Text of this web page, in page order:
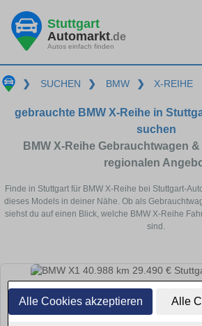
Alle Cookies akzeptieren Alle
Stuttgart
Automarkt.de
Autos einfach finden
❯ SUCHEN ❯ BMW ❯ X-REIHE
gebrauchte BMW X-Reihe in
suchen
BMW X-Reihe Gebrauchtwagen
regionalen
Finde in Stuttgart für BMW X-Reihe bei Stuttgart-
dieses Models in deiner Nähe. Ob als
siehst du auf einen Blick, welche BMW X-Reihe
sind.